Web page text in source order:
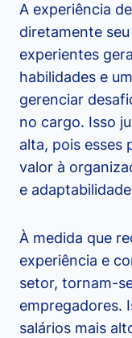
A experiência
diretamente
experientes
habilidades e
gerenciar
no cargo. Isso
alta, pois esses
valor à
e
À medida que
experiência e
setor, tornam-
empregadores.
salários mais